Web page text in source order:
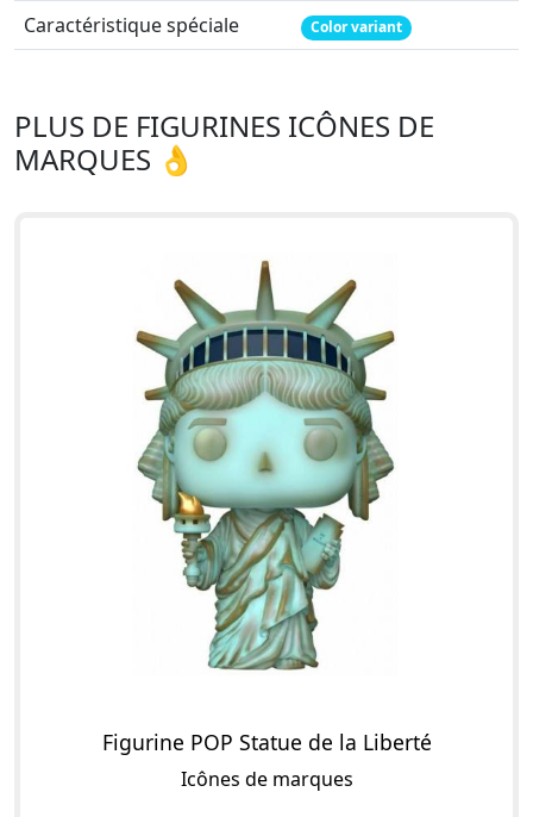
Caractéristique spéciale
Color variant
PLUS DE FIGURINES ICÔNES DE
MARQUES 👌
Figurine POP Statue de la Liberté
Icônes de marques